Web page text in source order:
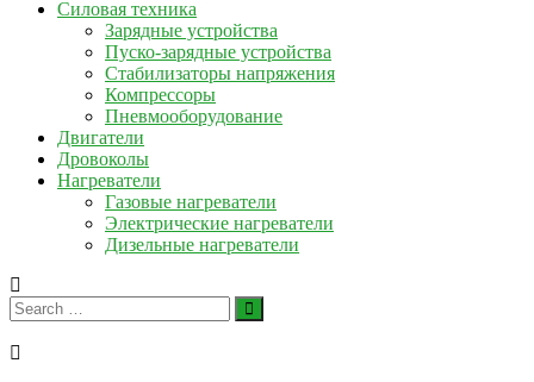
Силовая техника
Зарядные устройства
Пуско-зарядные устройства
Стабилизаторы напряжения
Компрессоры
Пневмооборудование
Двигатели
Дровоколы
Нагреватели
Газовые нагреватели
Электрические нагреватели
Дизельные нагреватели